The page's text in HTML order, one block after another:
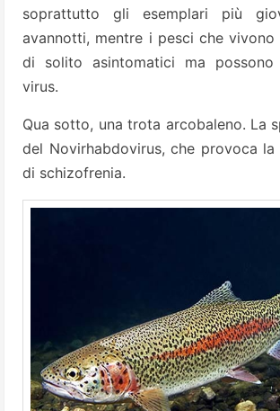
soprattutto gli esemplari più
avannotti, mentre i pesci che vivono
di solito asintomatici ma possono
virus.
Qua sotto, una trota arcobaleno. La
del Novirhabdovirus, che provoca la
di schizofrenia.